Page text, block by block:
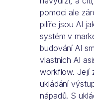
pomoci ale
pilíře jsou AI
systém v
budování AI
vlastních AI
workflow. Její
ukládání
nápadů. S